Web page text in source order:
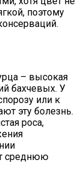
поэтому
– высокая
бахчевых. У
или к
эту болезнь.
роса,
среднюю